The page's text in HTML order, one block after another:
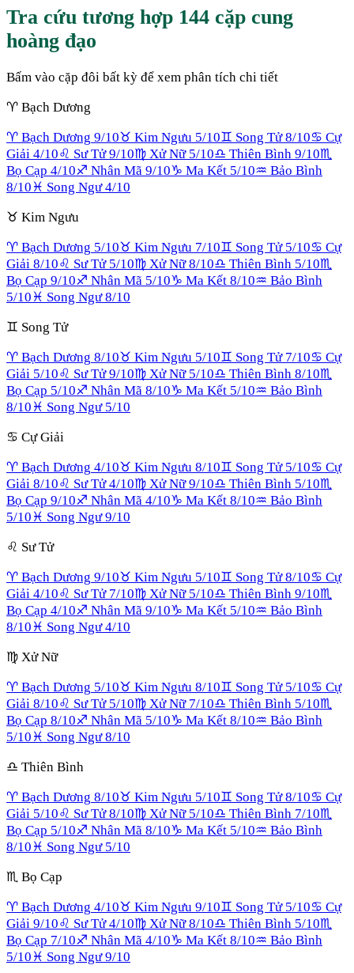
Tra cứu tương hợp 144 cặp cung
hoàng đạo
Bấm vào cặp đôi bất kỳ để xem phân tích chi tiết
♈ Bạch Dương
♈ Bạch Dương 9/10♉ Kim Ngưu 5/10♊ Song Tử 8/10♋ Cự
Giải 4/10♌ Sư Tử 9/10♍ Xử Nữ 5/10♎ Thiên Bình 9/10♏
Bọ Cạp 4/10♐ Nhân Mã 9/10♑ Ma Kết 5/10♒ Bảo Bình
8/10 ♓ Song Ngư 4/10
♉ Kim Ngưu
♈ Bạch Dương 5/10♉ Kim Ngưu 7/10♊ Song Tử 5/10♋ Cự
Giải 8/10♌ Sư Tử 5/10♍ Xử Nữ 8/10♎ Thiên Bình 5/10♏
Bọ Cạp 9/10♐ Nhân Mã 5/10♑ Ma Kết 8/10♒ Bảo Bình
5/10 ♓ Song Ngư 8/10
♊ Song Tử
♈ Bạch Dương 8/10♉ Kim Ngưu 5/10♊ Song Tử 7/10♋ Cự
Giải 5/10♌ Sư Tử 9/10♍ Xử Nữ 5/10♎ Thiên Bình 8/10♏
Bọ Cạp 5/10♐ Nhân Mã 8/10♑ Ma Kết 5/10♒ Bảo Bình
8/10 ♓ Song Ngư 5/10
♋ Cự Giải
♈ Bạch Dương 4/10♉ Kim Ngưu 8/10♊ Song Tử 5/10♋ Cự
Giải 8/10♌ Sư Tử 4/10♍ Xử Nữ 9/10♎ Thiên Bình 5/10♏
Bọ Cạp 9/10♐ Nhân Mã 4/10♑ Ma Kết 8/10♒ Bảo Bình
5/10 ♓ Song Ngư 9/10
♌ Sư Tử
♈ Bạch Dương 9/10♉ Kim Ngưu 5/10♊ Song Tử 8/10♋ Cự
Giải 4/10♌ Sư Tử 7/10♍ Xử Nữ 5/10♎ Thiên Bình 9/10♏
Bọ Cạp 4/10♐ Nhân Mã 9/10♑ Ma Kết 5/10♒ Bảo Bình
8/10 ♓ Song Ngư 4/10
♍ Xử Nữ
♈ Bạch Dương 5/10♉ Kim Ngưu 8/10♊ Song Tử 5/10♋ Cự
Giải 8/10♌ Sư Tử 5/10♍ Xử Nữ 7/10♎ Thiên Bình 5/10♏
Bọ Cạp 8/10♐ Nhân Mã 5/10♑ Ma Kết 8/10♒ Bảo Bình
5/10 ♓ Song Ngư 8/10
♎ Thiên Bình
♈ Bạch Dương 8/10♉ Kim Ngưu 5/10♊ Song Tử 8/10♋ Cự
Giải 5/10♌ Sư Tử 8/10♍ Xử Nữ 5/10♎ Thiên Bình 7/10♏
Bọ Cạp 5/10♐ Nhân Mã 8/10♑ Ma Kết 5/10♒ Bảo Bình
8/10 ♓ Song Ngư 5/10
♏ Bọ Cạp
♈ Bạch Dương 4/10♉ Kim Ngưu 9/10♊ Song Tử 5/10♋ Cự
Giải 9/10♌ Sư Tử 4/10♍ Xử Nữ 8/10♎ Thiên Bình 5/10♏
Bọ Cạp 7/10♐ Nhân Mã 4/10♑ Ma Kết 8/10♒ Bảo Bình
5/10 ♓ Song Ngư 9/10